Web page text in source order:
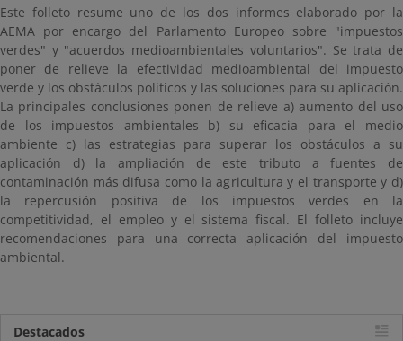
Este folleto resume uno de los dos informes elaborado por la
AEMA por encargo del Parlamento Europeo sobre "impuestos
verdes" y "acuerdos medioambientales voluntarios". Se trata de
poner de relieve la efectividad medioambiental del impuesto
verde y los obstáculos políticos y las soluciones para su aplicación.
La principales conclusiones ponen de relieve a) aumento del uso
de los impuestos ambientales b) su eficacia para el medio
ambiente c) las estrategias para superar los obstáculos a su
aplicación d) la ampliación de este tributo a fuentes de
contaminación más difusa como la agricultura y el transporte y d)
la repercusión positiva de los impuestos verdes en la
competitividad, el empleo y el sistema fiscal. El folleto incluye
recomendaciones para una correcta aplicación del impuesto
ambiental.
Destacados